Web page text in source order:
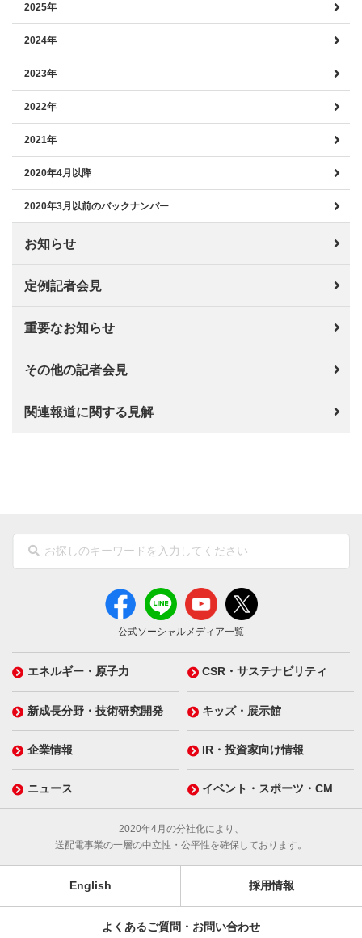
2025年
2024年
2023年
2022年
2021年
2020年4月以降
2020年3月以前のバックナンバー
お知らせ
定例記者会見
重要なお知らせ
その他の記者会見
関連報道に関する見解
公式ソーシャルメディア一覧
エネルギー・原子力 CSR・サステナビリティ
新成長分野・技術研究開発 キッズ・展示館
企業情報 IR・投資家向け情報
ニュース イベント・スポーツ・CM
2020年4月の分社化により、
送配電事業の一層の中立性・公平性を確保しております。
English 採用情報
よくあるご質問・お問い合わせ